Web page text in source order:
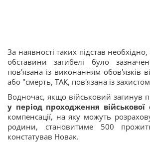
За наявності таких підстав
обставини загибелі було
пов'язана із виконанням обов'язків
або "смерть, ТАК, пов'язана із
Водночас, якщо військовий загинув
у період проходження військової
компенсації, на яку можуть
родини, становитиме 500
констатував Новак.